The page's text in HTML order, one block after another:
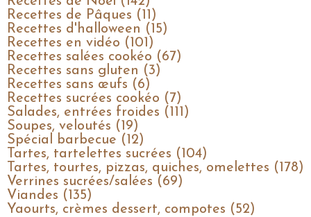
Recettes de Pâques (11)
Recettes d'halloween (15)
Recettes en vidéo (101)
Recettes salées cookéo (67)
Recettes sans gluten (3)
Recettes sans œufs (6)
Recettes sucrées cookéo (7)
Salades, entrées froides (111)
Soupes, veloutés (19)
Spécial barbecue (12)
Tartes, tartelettes sucrées (104)
Tartes, tourtes, pizzas, quiches, omelettes (178)
Verrines sucrées/salées (69)
Viandes (135)
Yaourts, crèmes dessert, compotes (52)